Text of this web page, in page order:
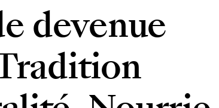
devenue